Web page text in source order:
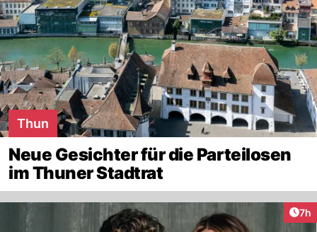
Thun
Neue Gesichter für die Parteilosen
im Thuner Stadtrat
7h